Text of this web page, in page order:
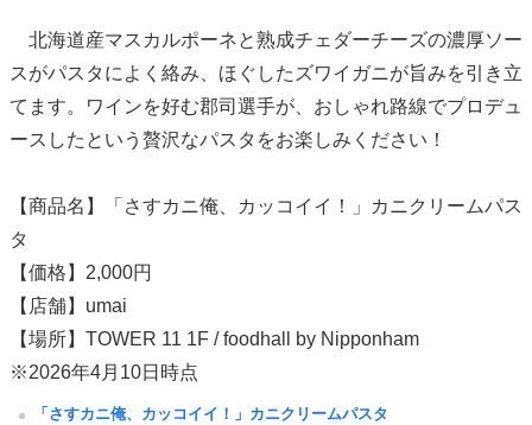
北海道産マスカルポーネと熟成チェダーチーズの濃厚ソー
スがパスタによく絡み、ほぐしたズワイガニが旨みを引き立
てます。ワインを好む郡司選手が、おしゃれ路線でプロデュ
ースしたという贅沢なパスタをお楽しみください！
【商品名】「さすカニ俺、カッコイイ！」カニクリームパス
タ
【価格】2,000円
【店舗】umai
【場所】TOWER 11 1F / foodhall by Nipponham
※2026年4月10日時点
「さすカニ俺、カッコイイ！」カニクリームパスタ